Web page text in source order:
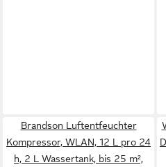
Brandson Luftentfeuchter
Kompressor, WLAN, 12 L pro 24
h, 2 L Wassertank, bis 25 m²,